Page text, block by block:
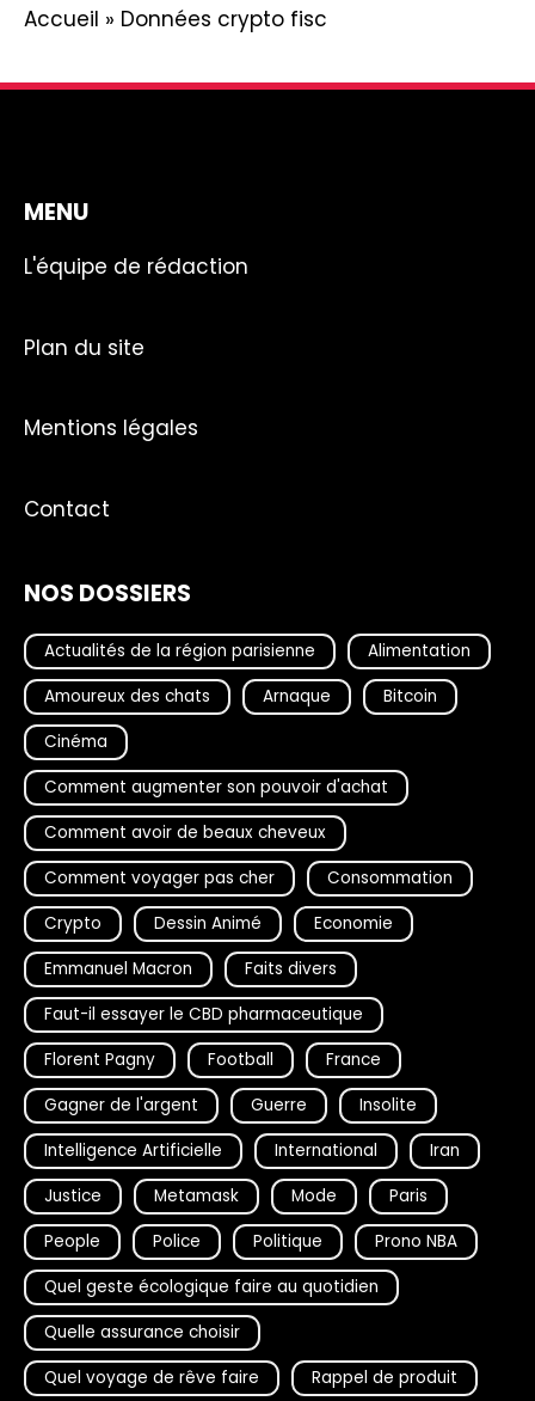
Accueil » Données crypto fisc
MENU
L'équipe de rédaction
Plan du site
Mentions légales
Contact
NOS DOSSIERS
Actualités de la région parisienne
Alimentation
Amoureux des chats
Arnaque
Bitcoin
Cinéma
Comment augmenter son pouvoir d'achat
Comment avoir de beaux cheveux
Comment voyager pas cher
Consommation
Crypto
Dessin Animé
Economie
Emmanuel Macron
Faits divers
Faut-il essayer le CBD pharmaceutique
Florent Pagny
Football
France
Gagner de l'argent
Guerre
Insolite
Intelligence Artificielle
International
Iran
Justice
Metamask Mode
Paris
People
Police Politique
Prono NBA
Quel geste écologique faire au quotidien
Quelle assurance choisir
Quel voyage de rêve faire
Rappel de produit